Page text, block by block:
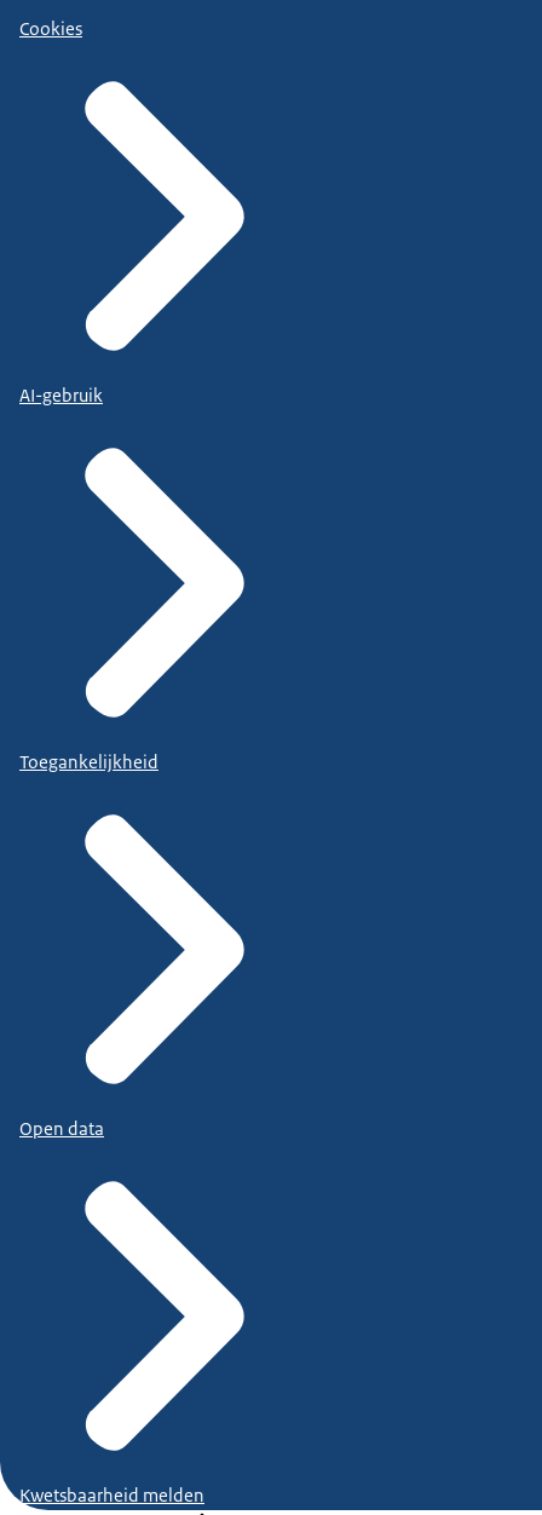
Cookies
AI-gebruik
Toegankelijkheid
Open data
Kwetsbaarheid melden